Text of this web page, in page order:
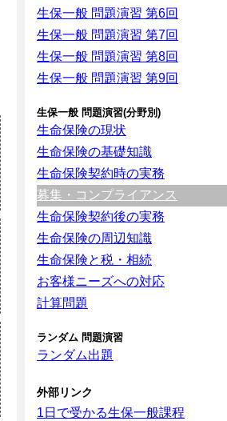
生保一般 問題演習 第6回
生保一般 問題演習 第7回
生保一般 問題演習 第8回
生保一般 問題演習 第9回
生保一般 問題演習(分野別)
生命保険の現状
生命保険の基礎知識
生命保険契約時の実務
募集・コンプライアンス
生命保険契約後の実務
生命保険の周辺知識
生命保険と税・相続
お客様ニーズへの対応
計算問題
ランダム 問題演習
ランダム出題
外部リンク
1日で受かる生保一般課程